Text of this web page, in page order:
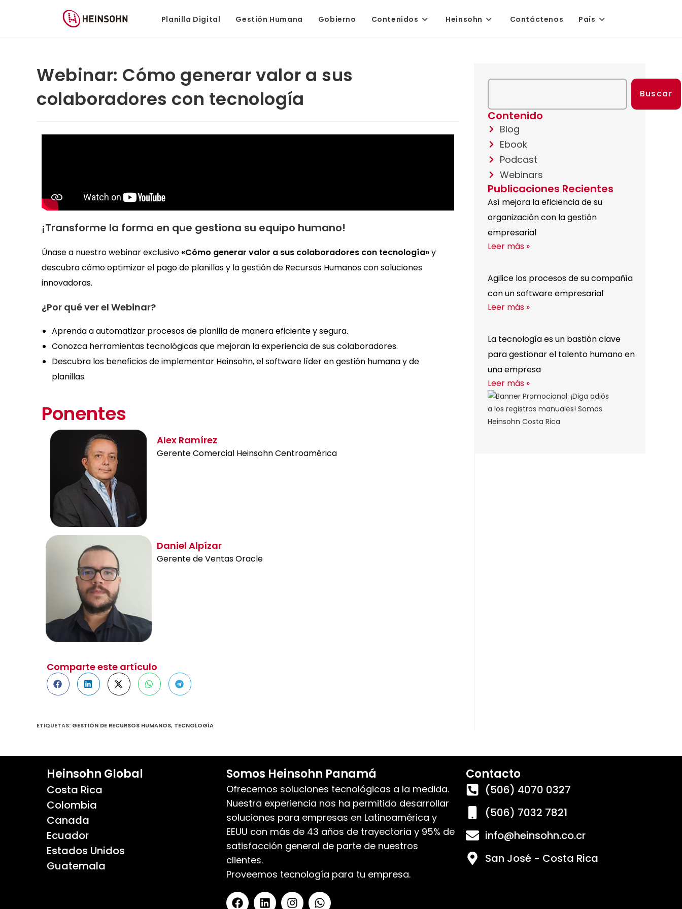
Planilla Digital Gestión Humana Gobierno Contenidos Heinsohn Contáctenos País
Webinar: Cómo generar valor a sus
colaboradores con tecnología
¡Transforme la forma en que gestiona su equipo humano!
Únase a nuestro webinar exclusivo «Cómo generar valor a sus colaboradores con tecnología»y
descubra cómo optimizar el pago de planillas y la gestión de Recursos Humanos con soluciones
innovadoras.
¿Por qué ver el Webinar?
Aprenda a automatizar procesos de planilla de manera eficiente y segura.
Conozca herramientas tecnológicas que mejoran la experiencia de sus colaboradores.
Descubra los beneficios de implementar Heinsohn, el software líder en gestión humana y de
planillas.
Ponentes
Alex Ramírez
Gerente Comercial Heinsohn Centroamérica
Daniel Alpízar
Gerente de Ventas Oracle
Comparte este artículo
ETIQUETAS: GESTIÓN DE RECURSOS HUMANOS, TECNOLOGÍA
Buscar
Contenido
Blog
Ebook
Podcast
Webinars
Publicaciones Recientes
Así mejora la eficiencia de su
organización con la gestión
empresarial
Leer más »
Agilice los procesos de su compañía
con un software empresarial
Leer más »
La tecnología es un bastión clave
para gestionar el talento humano en
una empresa
Leer más »
Heinsohn Global
Costa Rica
Colombia
Canada
Ecuador
Estados Unidos
Guatemala
Somos Heinsohn Panamá
Ofrecemos soluciones tecnológicas a la medida.
Nuestra experiencia nos ha permitido desarrollar
soluciones para empresas en Latinoamérica y
EEUU con más de 43 años de trayectoria y 95% de
satisfacción general de parte de nuestros
clientes.
Proveemos tecnología para tu empresa.
Contacto
(506) 4070 0327
(506) 7032 7821
info@heinsohn.co.cr
San José - Costa Rica